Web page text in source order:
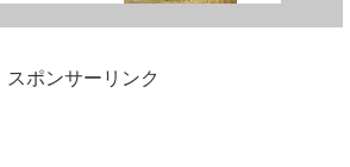
スポンサーリンク